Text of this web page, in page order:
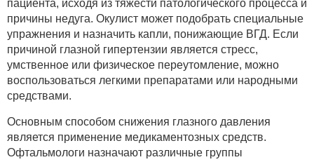
пациента, исходя из тяжести патологического процесса и
причины недуга. Окулист может подобрать специальные
упражнения и назначить капли, понижающие ВГД. Если
причиной глазной гипертензии является стресс,
умственное или физическое переутомление, можно
воспользоваться легкими препаратами или народными
средствами.
Основным способом снижения глазного давления
является применение медикаментозных средств.
Офтальмологи назначают различные группы